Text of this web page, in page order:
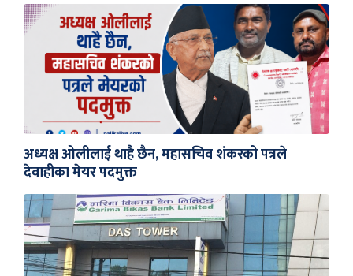
अध्यक्ष ओलीलाई थाहै छैन, महासचिव शंकरको पत्रले
देवाहीका मेयर पदमुक्त